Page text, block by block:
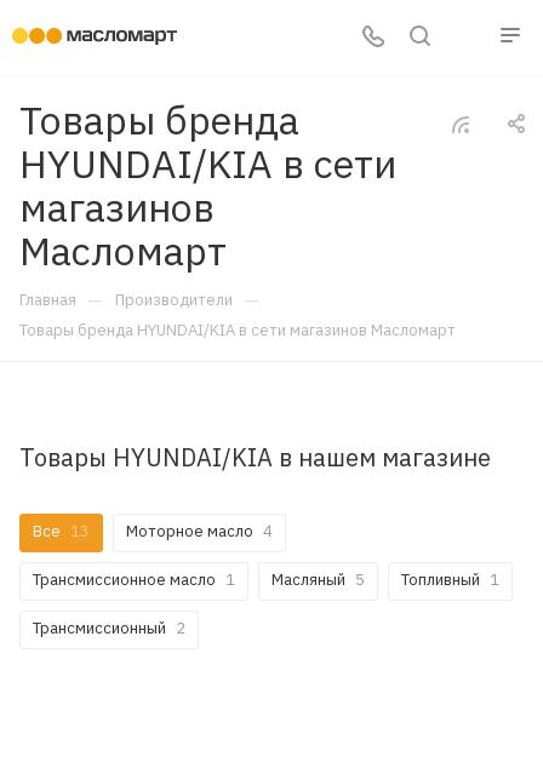
Товары бренда
HYUNDAI/KIA в сети
магазинов
Масломарт
Главная — Производители —
Товары бренда HYUNDAI/KIA в сети магазинов Масломарт
Товары HYUNDAI/KIA в нашем магазине
Все 13 Моторное масло 4
Трансмиссионное масло 1 Масляный 5 Топливный 1
Трансмиссионный 2